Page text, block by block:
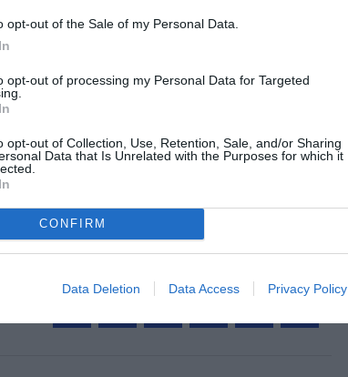
opt-out of the Sale of my Personal Data.
opt-out of processing my Personal Data for Targeted
opt-out of Collection, Use, Retention, Sale, and/or Sharing
Data that Is Unrelated with the Purposes for which it
CONFIRM
Data Deletion Data Access Privacy Policy
apprécié l’article ?
nous, faites un don !
SOUTENIR